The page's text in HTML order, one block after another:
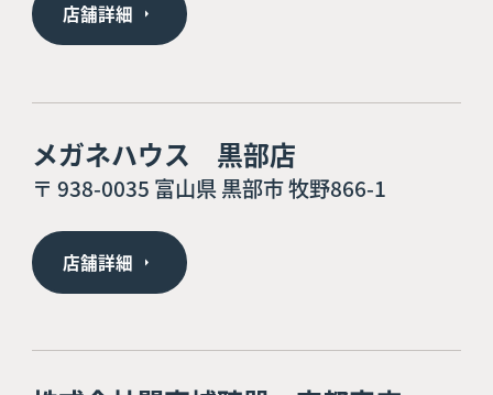
店舗詳細
メガネハウス 黒部店
〒 938-0035 富山県 黒部市 牧野866-1
店舗詳細